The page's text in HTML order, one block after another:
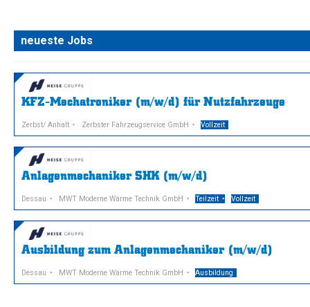
neueste Jobs
KFZ-Mechatroniker (m/w/d) für Nutzfahrzeuge
Zerbst/ Anhalt Zerbster Fahrzeugservice GmbH Vollzeit
Anlagenmechaniker SHK (m/w/d)
Dessau MWT Moderne Wärme Technik GmbH Teilzeit Vollzeit
Ausbildung zum Anlagenmechaniker (m/w/d)
Dessau MWT Moderne Wärme Technik GmbH Ausbildung